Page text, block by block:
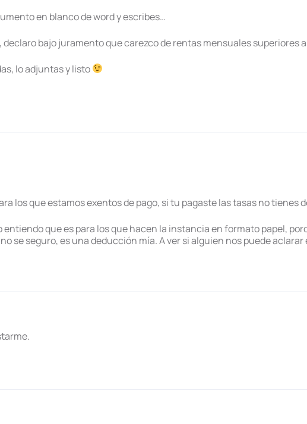
en blanco de word y escribes…
declaro bajo juramento que carezco de rentas mensuales superiores
lo adjuntas y listo
los que estamos exentos de pago, si tu pagaste las tasas no tienes
entiendo que es para los que hacen la instancia en formato papel,
se seguro, es una deducción mía. A ver si alguien nos puede